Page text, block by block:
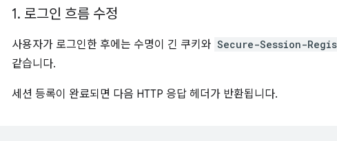
1. 로그인 흐름 수정
사용자가 로그인한 후에는 수명이 긴 쿠키와 Secure-Session-
같습니다.
세션 등록이 완료되면 다음 HTTP 응답 헤더가 반환됩니다.